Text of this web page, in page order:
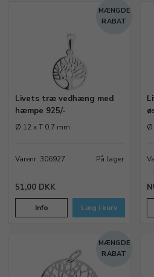
MÆNGDE
RABAT
Livets træ vedhæng med
hæmpe 925/-
Ø 12 x T 0,7 mm
Varenr. 306927 På lager
51,00 DKK
Info Læg i kurv
Ø
MÆNGDE
RABAT